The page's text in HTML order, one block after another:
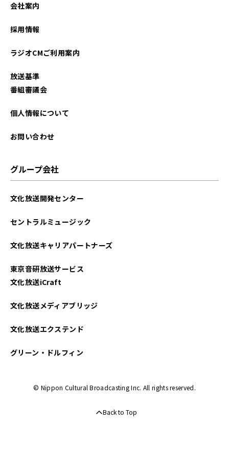
会社案内
採用情報
ラジオCMご利用案内
放送基準
番組審議会
個人情報について
お問い合わせ
グループ会社
文化放送開発センター
セントラルミュージック
文化放送キャリアパートナーズ
東京音研放送サービス
文化放送iCraft
文化放送メディアブリッジ
文化放送エクステンド
グリーン・ドルフィン
© Nippon Cultural Broadcasting Inc. All rights reserved.
Back to Top